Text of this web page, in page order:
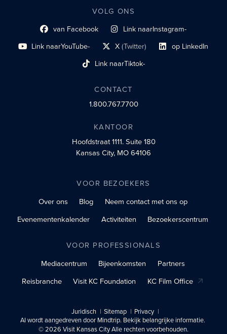
VOLG ONS
Link naar sociaal profiel
van Facebook Link naarInstagram-
sociaal profiel
Link naarYouTube-
sociaal profiel X(Twitter)
sociaal profiellink Link naar sociaal
op LinkedIn
Link naarTiktok-
sociaalprofiel
CONTACT
1.800.767.7700
KANTOOR
Hoofdstraat 1111.Suite 180
Kansas City, MO 64106
VOOR BEZOEKERS
Over ons
Blog
Neem contact met ons op
Evenementenkalender
Activiteiten Bezoekerscentrum
VOOR PROFESSIONALS
Mediacentrum
Bijeenkomsten
Partners
Reisbranche
Visit KC Foundation KC Film Office
Juridisch Sitemap
Privacy
AI wordt aangedreven door Mindtrip. Bekijk belangrijke informatie.
© 2026 Visit Kansas City Alle rechten voorbehouden.